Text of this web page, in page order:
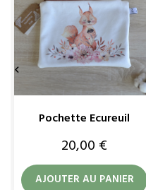
Pochette Ecureuil
Prix
20,00 €
AJOUTER AU PANIER
